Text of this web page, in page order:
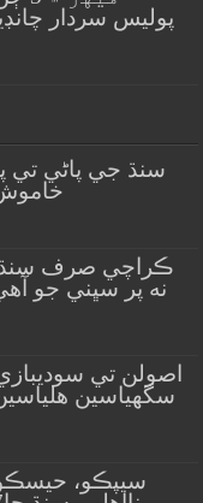
پوليس سردار
سنڌ جي پاڻي تي
خاموش
ڪراچي صرف
نه پر سڀني جو
سگهياسين
سيپڪو،